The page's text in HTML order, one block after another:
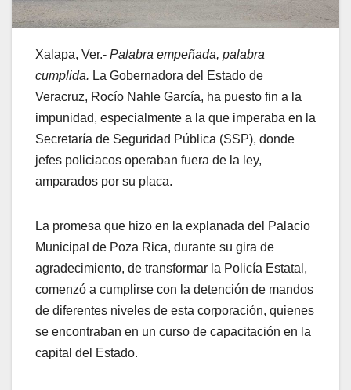
Xalapa, Ver.- Palabra empeñada, palabra
cumplida. La Gobernadora del Estado de
Veracruz, Rocío Nahle García, ha puesto fin a la
impunidad, especialmente a la que imperaba en la
Secretaría de Seguridad Pública (SSP), donde
jefes policiacos operaban fuera de la ley,
amparados por su placa.
La promesa que hizo en la explanada del Palacio
Municipal de Poza Rica, durante su gira de
agradecimiento, de transformar la Policía Estatal,
comenzó a cumplirse con la detención de mandos
de diferentes niveles de esta corporación, quienes
se encontraban en un curso de capacitación en la
capital del Estado.